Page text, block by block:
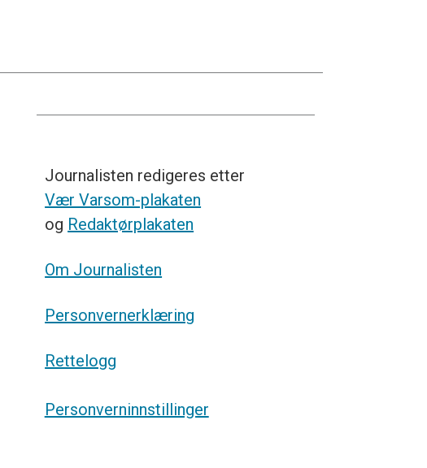
Journalisten redigeres etter
Vær Varsom-plakaten
og Redaktørplakaten
Om Journalisten
Personvernerklæring
Rettelogg
Personverninnstillinger